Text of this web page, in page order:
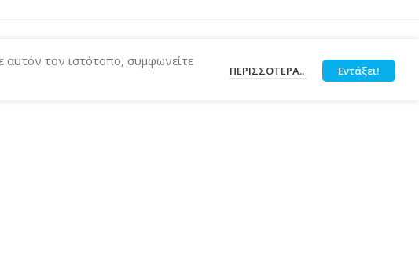
αυτόν τον ιστότοπο, συμφωνείτε
ΠΕΡΙΣΣΌΤΕΡΑ.. Εντάξει!